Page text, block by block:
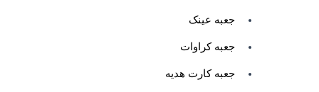
جعبه عینک
جعبه کراوات
جعبه کارت هدیه